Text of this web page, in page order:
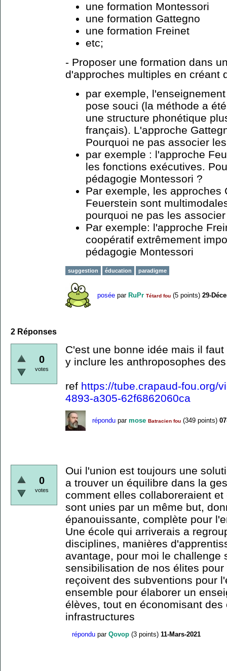
une formation Montessori
une formation Gattegno
une formation Freinet
etc;
- Proposer une formation dans
d'approches multiples en créant
par exemple,
pose souci (la méthode a
une structure phonétique
français). L'approche
Pourquoi ne pas associer
par exemple : l'approche
les fonctions exécutives.
pédagogie Montessori ?
Par exemple, les approches
Feuerstein sont
pourquoi ne pas les
Par exemple: l'approche
coopératif extrêmement
pédagogie Montessori
suggestion éducation paradigme
posée par RuPr Tétard fou (5 points) 29-
2 Réponses
0
votes
C'est une bonne idée mais il
y inclure les anthroposophes
ref https://tube.crapaud-fou.org/
4893-a305-62f6862060ca
répondu par mose Batracien fou (349 points)
0
votes
Oui l'union est toujours une
a trouver un équilibre dans la
comment elles collaboreraient
sont unies par un même but,
épanouissante, complète pour
Une école qui arriverais a
disciplines, manières
avantage, pour moi le challenge
sensibilisation de nos élites
reçoivent des subventions pour
ensemble pour élaborer un
élèves, tout en économisant
infrastructures
répondu par Qovop (3 points) 11-Mars-2021